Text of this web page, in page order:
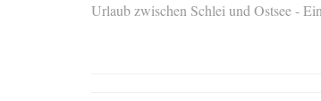
Urlaub zwischen Schlei und Ostsee -